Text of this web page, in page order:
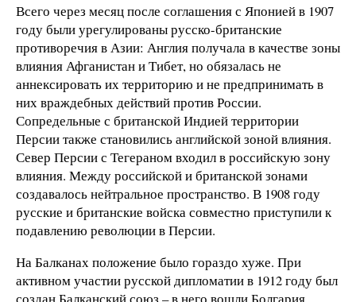
Всего через месяц после соглашения с Японией в 1907
году были урегулированы русско-британские
противоречия в Азии: Англия получала в качестве зоны
влияния Афганистан и Тибет, но обязалась не
аннексировать их территорию и не предпринимать в
них враждебных действий против России.
Сопредельные с британской Индией территории
Персии также становились английской зоной влияния.
Север Персии с Тегераном входил в российскую зону
влияния. Между российской и британской зонами
создавалось нейтральное пространство. В 1908 году
русские и британские войска совместно приступили к
подавлению революции в Персии.
На Балканах положение было гораздо хуже. При
активном участии русской дипломатии в 1912 году был
создан Балканский союз – в него вошли Болгария,